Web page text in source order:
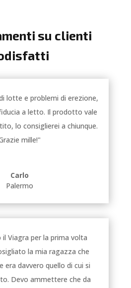
su clienti
lotte e problemi di erezione,
a letto. Il prodotto vale
lo consiglierei a chiunque.
mille!"
Carlo
Palermo
Viagra per la prima volta
la mia ragazza che
era davvero quello di cui si
Devo ammettere che da